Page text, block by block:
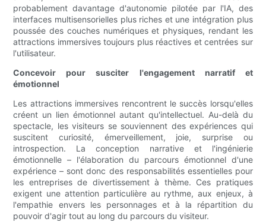
probablement davantage d'autonomie pilotée par l'IA, des
interfaces multisensorielles plus riches et une intégration plus
poussée des couches numériques et physiques, rendant les
attractions immersives toujours plus réactives et centrées sur
l'utilisateur.
Concevoir pour susciter l'engagement narratif et
émotionnel
Les attractions immersives rencontrent le succès lorsqu'elles
créent un lien émotionnel autant qu'intellectuel. Au-delà du
spectacle, les visiteurs se souviennent des expériences qui
suscitent curiosité, émerveillement, joie, surprise ou
introspection. La conception narrative et l'ingénierie
émotionnelle – l'élaboration du parcours émotionnel d'une
expérience – sont donc des responsabilités essentielles pour
les entreprises de divertissement à thème. Ces pratiques
exigent une attention particulière au rythme, aux enjeux, à
l'empathie envers les personnages et à la répartition du
pouvoir d'agir tout au long du parcours du visiteur.